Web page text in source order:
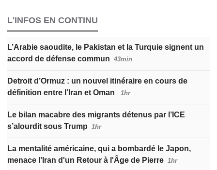
L'INFOS EN CONTINU
L’Arabie saoudite, le Pakistan et la Turquie signent un
accord de défense commun 43min
Detroit d’Ormuz : un nouvel itinéraire en cours de
définition entre l’Iran et Oman
1hr
Le bilan macabre des migrants détenus par l’ICE
s’alourdit sous Trump 1hr
La mentalité américaine, qui a bombardé le Japon,
menace l’Iran d'un Retour à l'Âge de Pierre 1hr